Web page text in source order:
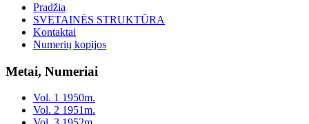
Pradžia
SVETAINĖS STRUKTŪRA
Kontaktai
Numerių kopijos
Metai, Numeriai
Vol. 1 1950m.
Vol. 2 1951m.